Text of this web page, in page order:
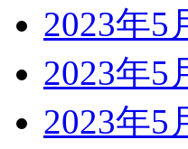
2023年5
2023年5
2023年5